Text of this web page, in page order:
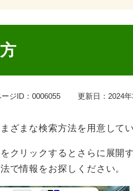
ジID：0006055 更新日：2024
ざまな検索方法を用意してい
クリックするとさらに展開
で情報をお探しください。